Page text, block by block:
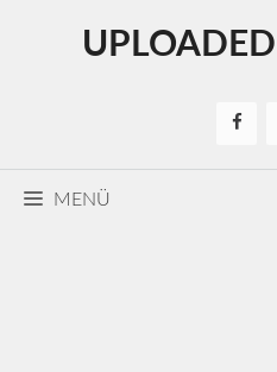
MENÜ